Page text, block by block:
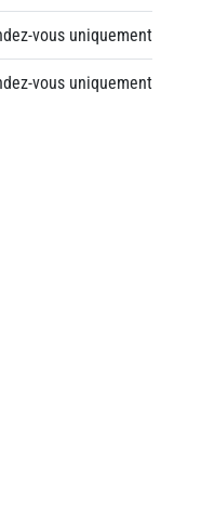
vous uniquement
vous uniquement